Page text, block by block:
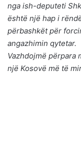
nga ish-deputeti
është një hap i
përbashkët për
angazhimin qytetar.
Vazhdojmë përpara
një Kosovë më të